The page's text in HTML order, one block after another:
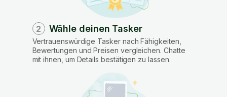
2 Wähle deinen Tasker
Vertrauenswürdige Tasker nach Fähigkeiten,
Bewertungen und Preisen vergleichen. Chatte
mit ihnen, um Details bestätigen zu lassen.